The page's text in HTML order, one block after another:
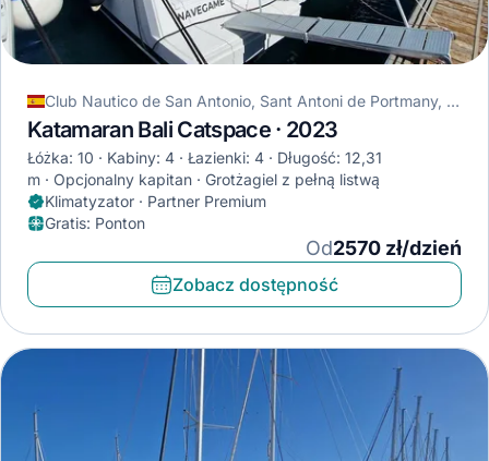
Club Nautico de San Antonio, Sant Antoni de Portmany, Hiszpania
Katamaran Bali Catspace · 2023
Łóżka: 10 Kabiny: 4 Łazienki: 4
Długość: 12,31
m
Opcjonalny kapitan
Grotżagiel z pełną listwą
Klimatyzator · Partner Premium
Gratis: Ponton
Od2570 zł/dzień
Zobacz dostępność